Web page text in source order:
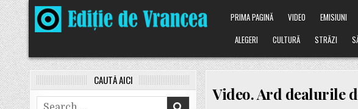
Skip
to
content
PRIMA PAGINĂ VIDEO EMISIUNI
ALEGERI
CULTURĂ STRĂZI
Video. Ard dealurile
CAUTĂ AICI
Search